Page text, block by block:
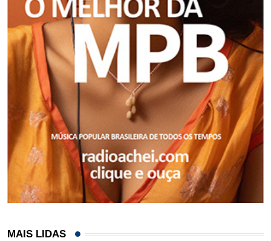
MAIS LIDAS